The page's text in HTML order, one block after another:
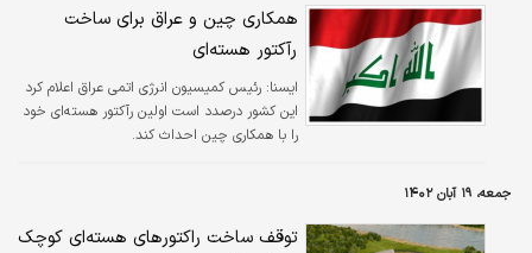
همکاری چین و عراق برای ساخت
رآکتور هسته‌ای
ايسنا: رئیس کمیسیون انرژی اتمی عراق اعلام کرد
این کشور درصدد است اولین رآکتور هسته‌ای خود
را با همکاری چین احداث کند.
جمعه، ۱۹ آبان ۱۴۰۲
توقف ساخت راکتورهای هسته‌ای کوچک